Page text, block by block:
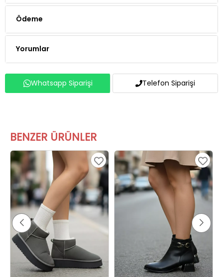
Ödeme
Yorumlar
Whatsapp Siparişi Telefon Siparişi
BENZER ÜRÜNLER